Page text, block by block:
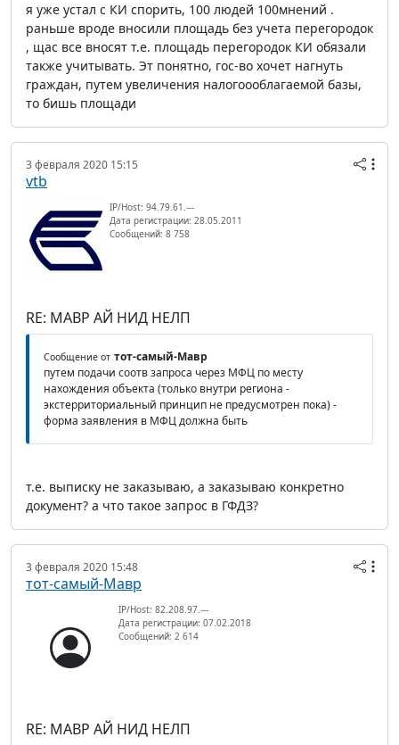
я уже устал с КИ спорить, 100 людей 100мнений .
раньше вроде вносили площадь без учета перегородок
, щас все вносят т.е. площадь перегородок КИ обязали
также учитывать. Эт понятно, гос-во хочет нагнуть
граждан, путем увеличения налогоооблагаемой базы,
то бишь площади
3 февраля 2020 15:15
vtb
IP/Host: 94.79.61.---
Дата регистрации: 28.05.2011
Сообщений: 8 758
RE: МАВР АЙ НИД НЕЛП
Сообщение от тот-самый-Мавр
путем подачи соотв запроса через МФЦ по месту
нахождения объекта (только внутри региона -
экстерриториальный принцип не предусмотрен пока) -
форма заявления в МФЦ должна быть
т.е. выписку не заказываю, а заказываю конкретно
документ? а что такое запрос в ГФДЗ?
3 февраля 2020 15:48
тот-самый-Мавр
IP/Host: 82.208.97.---
Дата регистрации: 07.02.2018
Сообщений: 2 614
RE: МАВР АЙ НИД НЕЛП